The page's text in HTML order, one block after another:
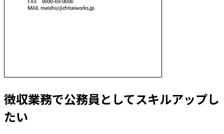
徴収業務で公務員としてスキルアップし
たい